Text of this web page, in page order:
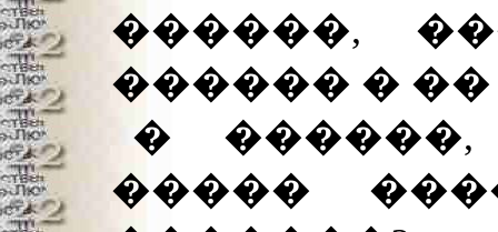
������,
������ �
�
�����